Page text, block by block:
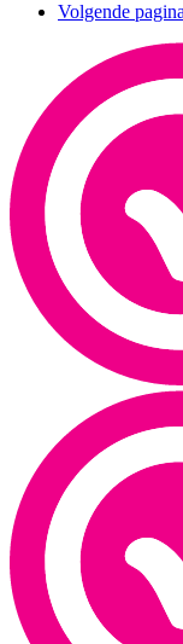
Volgende pagina